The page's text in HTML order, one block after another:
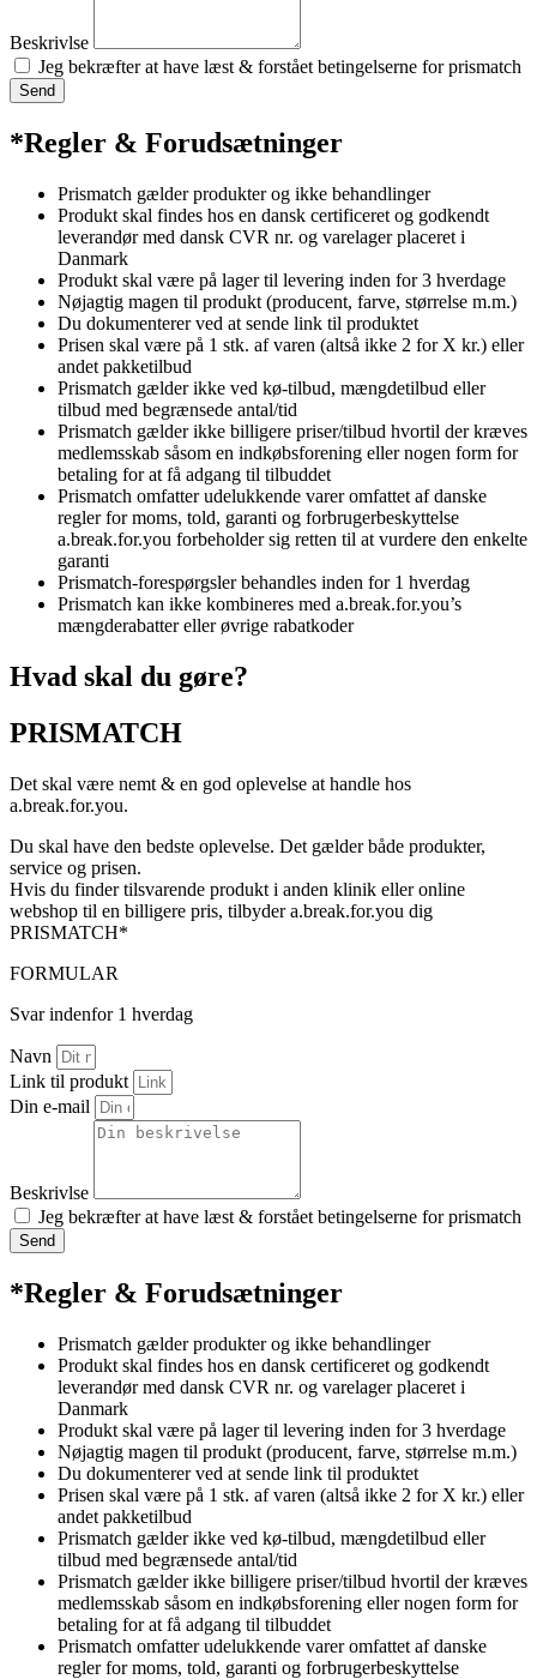
Beskrivlse
Jeg bekræfter at have læst & forstået betingelserne for prismatch
Send
*Regler & Forudsætninger
Prismatch gælder produkter og ikke behandlinger
Produkt skal findes hos en dansk certificeret og godkendt
leverandør med dansk CVR nr. og varelager placeret i
Danmark
Produkt skal være på lager til levering inden for 3 hverdage
Nøjagtig magen til produkt (producent, farve, størrelse m.m.)
Du dokumenterer ved at sende link til produktet
Prisen skal være på 1 stk. af varen (altså ikke 2 for X kr.) eller
andet pakketilbud
Prismatch gælder ikke ved kø-tilbud, mængdetilbud eller
tilbud med begrænsede antal/tid
Prismatch gælder ikke billigere priser/tilbud hvortil der kræves
medlemsskab såsom en indkøbsforening eller nogen form for
betaling for at få adgang til tilbuddet
Prismatch omfatter udelukkende varer omfattet af danske
regler for moms, told, garanti og forbrugerbeskyttelse
a.break.for.you forbeholder sig retten til at vurdere den enkelte
garanti
Prismatch-forespørgsler behandles inden for 1 hverdag
Prismatch kan ikke kombineres med a.break.for.you’s
mængderabatter eller øvrige rabatkoder
Hvad skal du gøre?
PRISMATCH
Det skal være nemt & en god oplevelse at handle hos
a.break.for.you.
Du skal have den bedste oplevelse. Det gælder både produkter,
service og prisen.
Hvis du finder tilsvarende produkt i anden klinik eller online
webshop til en billigere pris, tilbyder a.break.for.you dig
PRISMATCH*
FORMULAR
Svar indenfor 1 hverdag
Navn
Link til produkt
Din e-mail
Beskrivlse
Jeg bekræfter at have læst & forstået betingelserne for prismatch
Send
*Regler & Forudsætninger
Prismatch gælder produkter og ikke behandlinger
Produkt skal findes hos en dansk certificeret og godkendt
leverandør med dansk CVR nr. og varelager placeret i
Danmark
Produkt skal være på lager til levering inden for 3 hverdage
Nøjagtig magen til produkt (producent, farve, størrelse m.m.)
Du dokumenterer ved at sende link til produktet
Prisen skal være på 1 stk. af varen (altså ikke 2 for X kr.) eller
andet pakketilbud
Prismatch gælder ikke ved kø-tilbud, mængdetilbud eller
tilbud med begrænsede antal/tid
Prismatch gælder ikke billigere priser/tilbud hvortil der kræves
medlemsskab såsom en indkøbsforening eller nogen form for
betaling for at få adgang til tilbuddet
Prismatch omfatter udelukkende varer omfattet af danske
regler for moms, told, garanti og forbrugerbeskyttelse